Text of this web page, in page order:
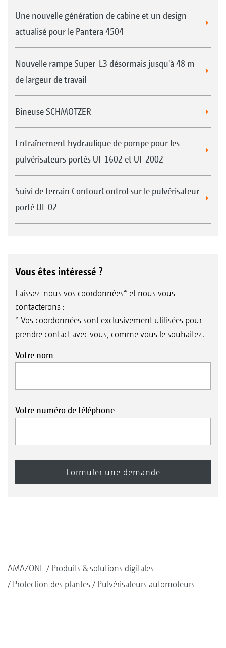
Une nouvelle génération de cabine et un design
actualisé pour le Pantera 4504
Nouvelle rampe Super-L3 désormais jusqu'à 48 m
de largeur de travail
Bineuse SCHMOTZER
Entraînement hydraulique de pompe pour les
pulvérisateurs portés UF 1602 et UF 2002
Suivi de terrain ContourControl sur le pulvérisateur
porté UF 02
Vous êtes intéressé ?
Laissez-nous vos coordonnées* et nous vous
contacterons :
* Vos coordonnées sont exclusivement utilisées pour
prendre contact avec vous, comme vous le souhaitez.
Votre nom
Votre numéro de téléphone
AMAZONE
Produits & solutions digitales
Protection des plantes
Pulvérisateurs automoteurs